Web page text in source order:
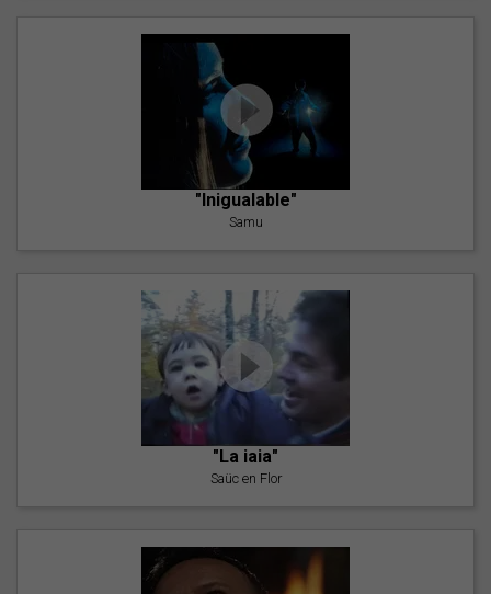
"Inigualable"
Samu
"La iaia"
Saüc en Flor